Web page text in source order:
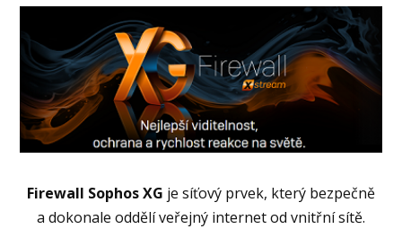
Firewall Sophos XG je síťový prvek, který bezpečně
a dokonale oddělí veřejný internet od vnitřní sítě.